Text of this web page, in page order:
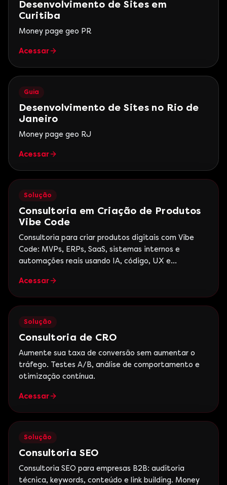
Desenvolvimento de Sites em
Curitiba
Money page geo PR
Acessar
Guia
Desenvolvimento de Sites no Rio de
Janeiro
Money page geo RJ
Acessar
Solução
Consultoria em Criação de Produtos
Vibe Code
Consultoria para criar produtos digitais com Vibe
Code: MVPs, ERPs, SaaS, sistemas internos e
automações reais usando IA, código, UX e
Acessar
Solução
Consultoria de CRO
Aumente sua taxa de conversão sem aumentar o
tráfego. Testes A/B, análise de comportamento e
otimização contínua.
Acessar
Solução
Consultoria SEO
Consultoria SEO para empresas B2B: auditoria
técnica, keywords, conteúdo e link building. Money